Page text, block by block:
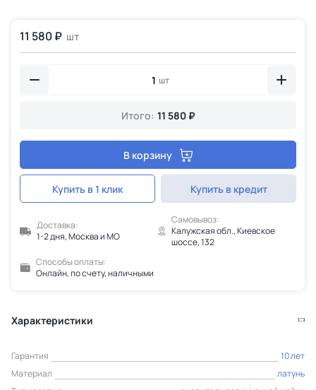
11 580 ₽ шт
шт
Итого: 11 580 ₽
В корзину
Купить в 1 клик Купить в кредит
Доставка:
1-2 дня, Москва и МО
Самовывоз:
Калужская обл., Киевское
шоссе, 132
Способы оплаты:
Онлайн, по счету, наличными
Характеристики
Гарантия
10 лет
Материал
латунь